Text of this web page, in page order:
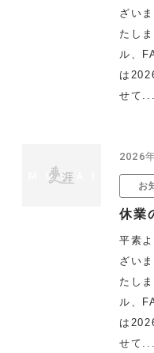
ざい
たし
ル、
は
せて...
2026
お
休業
平素
ざい
たし
ル、
は
せて...